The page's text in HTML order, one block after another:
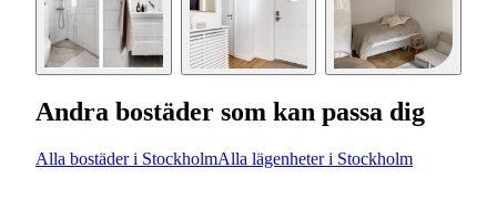
Andra bostäder som kan passa dig
Alla bostäder i StockholmAlla lägenheter i Stockholm